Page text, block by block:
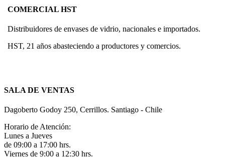
COMERCIAL HST
Distribuidores de envases de vidrio, nacionales e importados.
HST, 21 años abasteciendo a productores y comercios.
SALA DE VENTAS
Dagoberto Godoy 250, Cerrillos. Santiago - Chile
Horario de Atención:
Lunes a Jueves
de 09:00 a 17:00 hrs.
Viernes de 9:00 a 12:30 hrs.